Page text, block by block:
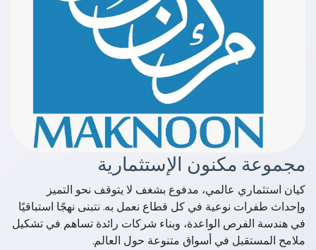
مجموعة مكنون الإستثمارية
كيان استثماري عالمي، مدفوع بشغف لا يتوقف نحو التميز
وإحداث طفرات نوعية في كل قطاع نعمل به. نتبنى نهجًا استباقيًا
في هندسة الفرص الواعدة، وبناء شركات رائدة تساهم في تشكيل
ملامح المستقبل في أسواق متنوعة حول العالم.